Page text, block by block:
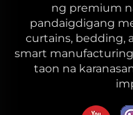
ng premium
pandaigdigang
curtains, bedding,
smart manufacturing
taon na